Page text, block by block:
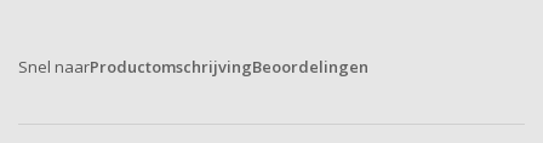
Snel naarProductomschrijvingBeoordelingen